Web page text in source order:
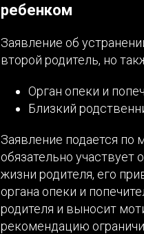
ребенком
Заявление об
второй родитель, но
Орган опеки и
Близкий
Заявление подается по
обязательно участвует
жизни родителя, его
органа опеки и
родителя и выносит
рекомендацию